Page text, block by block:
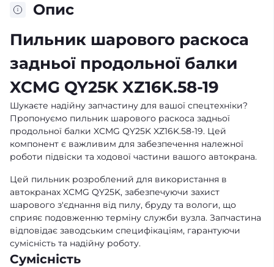
Опис
Пильник шарового раскоса
задньої продольної балки
XCMG QY25K XZ16K.58-19
Шукаєте надійну запчастину для вашої спецтехніки?
Пропонуємо пильник шарового раскоса задньої
продольної балки XCMG QY25K XZ16K.58-19. Цей
компонент є важливим для забезпечення належної
роботи підвіски та ходової частини вашого автокрана.
Цей пильник розроблений для використання в
автокранах XCMG QY25K, забезпечуючи захист
шарового з'єднання від пилу, бруду та вологи, що
сприяє подовженню терміну служби вузла. Запчастина
відповідає заводським специфікаціям, гарантуючи
сумісність та надійну роботу.
Сумісність